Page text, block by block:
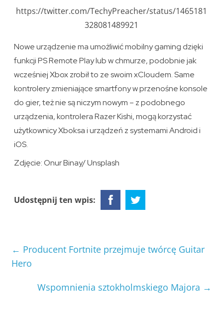
https://twitter.com/TechyPreacher/status/1465181
328081489921
Nowe urządzenie ma umożliwić mobilny gaming dzięki
funkcji PS Remote Play lub w chmurze, podobnie jak
wcześniej Xbox zrobił to ze swoim xCloudem. Same
kontrolery zmieniające smartfony w przenośne konsole
do gier, też nie są niczym nowym – z podobnego
urządzenia, kontrolera Razer Kishi, mogą korzystać
użytkownicy Xboksa i urządzeń z systemami Android i
iOS.
Zdjęcie: Onur Binay/ Unsplash
Udostępnij ten wpis:
← Producent Fortnite przejmuje twórcę Guitar
Hero
Wspomnienia sztokholmskiego Majora →